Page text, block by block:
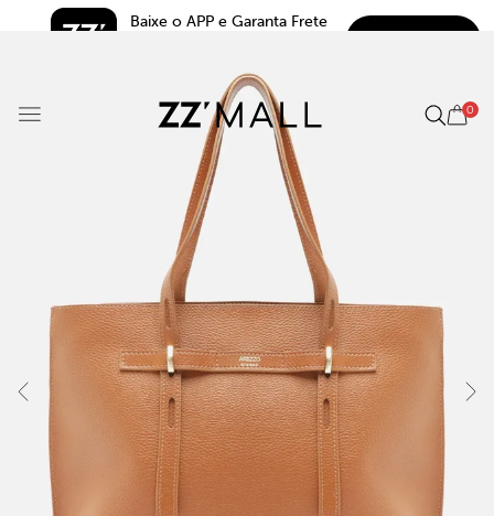
Baixe o APP e Garanta Frete
0